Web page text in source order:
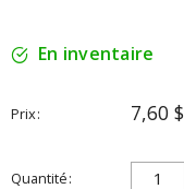
En inventaire
Prix 7,60 $
Quantité